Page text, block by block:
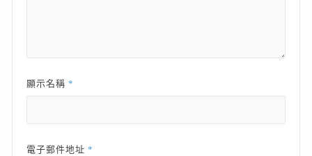
顯示名稱 *
電子郵件地址 *